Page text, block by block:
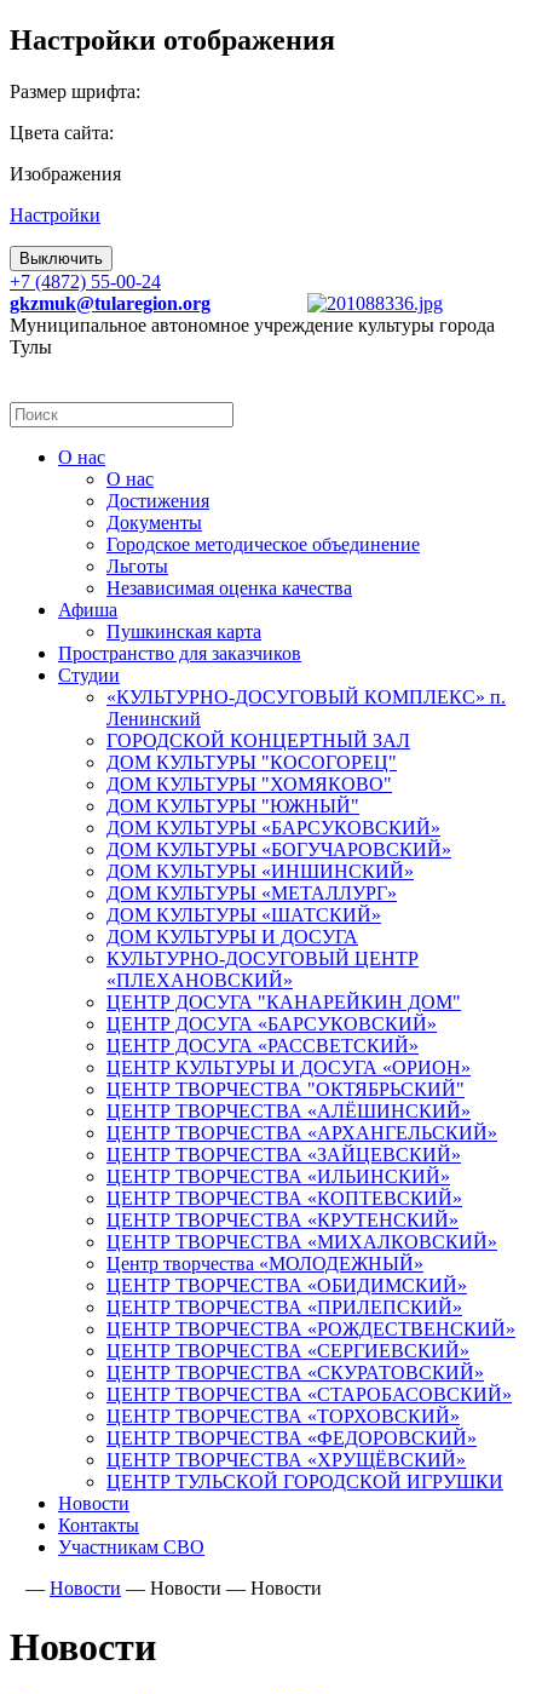
Настройки отображения
Размер шрифта:
Цвета сайта:
Изображения
Настройки
Выключить
+7 (4872) 55-00-24
gkzmuk@tularegion.org
Муниципальное автономное учреждение культуры города
Тулы
О нас
О нас
Достижения
Документы
Городское методическое объединение
Льготы
Независимая оценка качества
Афиша
Пушкинская карта
Пространство для заказчиков
Студии
«КУЛЬТУРНО-ДОСУГОВЫЙ КОМПЛЕКС» п.
Ленинский
ГОРОДСКОЙ КОНЦЕРТНЫЙ ЗАЛ
ДОМ КУЛЬТУРЫ "КОСОГОРЕЦ"
ДОМ КУЛЬТУРЫ "ХОМЯКОВО"
ДОМ КУЛЬТУРЫ "ЮЖНЫЙ"
ДОМ КУЛЬТУРЫ «БАРСУКОВСКИЙ»
ДОМ КУЛЬТУРЫ «БОГУЧАРОВСКИЙ»
ДОМ КУЛЬТУРЫ «ИНШИНСКИЙ»
ДОМ КУЛЬТУРЫ «МЕТАЛЛУРГ»
ДОМ КУЛЬТУРЫ «ШАТСКИЙ»
ДОМ КУЛЬТУРЫ И ДОСУГА
КУЛЬТУРНО-ДОСУГОВЫЙ ЦЕНТР
«ПЛЕХАНОВСКИЙ»
ЦЕНТР ДОСУГА "КАНАРЕЙКИН ДОМ"
ЦЕНТР ДОСУГА «БАРСУКОВСКИЙ»
ЦЕНТР ДОСУГА «РАССВЕТСКИЙ»
ЦЕНТР КУЛЬТУРЫ И ДОСУГА «ОРИОН»
ЦЕНТР ТВОРЧЕСТВА "ОКТЯБРЬСКИЙ"
ЦЕНТР ТВОРЧЕСТВА «АЛЁШИНСКИЙ»
ЦЕНТР ТВОРЧЕСТВА «АРХАНГЕЛЬСКИЙ»
ЦЕНТР ТВОРЧЕСТВА «ЗАЙЦЕВСКИЙ»
ЦЕНТР ТВОРЧЕСТВА «ИЛЬИНСКИЙ»
ЦЕНТР ТВОРЧЕСТВА «КОПТЕВСКИЙ»
ЦЕНТР ТВОРЧЕСТВА «КРУТЕНСКИЙ»
ЦЕНТР ТВОРЧЕСТВА «МИХАЛКОВСКИЙ»
Центр творчества «МОЛОДЕЖНЫЙ»
ЦЕНТР ТВОРЧЕСТВА «ОБИДИМСКИЙ»
ЦЕНТР ТВОРЧЕСТВА «ПРИЛЕПСКИЙ»
ЦЕНТР ТВОРЧЕСТВА «РОЖДЕСТВЕНСКИЙ»
ЦЕНТР ТВОРЧЕСТВА «СЕРГИЕВСКИЙ»
ЦЕНТР ТВОРЧЕСТВА «СКУРАТОВСКИЙ»
ЦЕНТР ТВОРЧЕСТВА «СТАРОБАСОВСКИЙ»
ЦЕНТР ТВОРЧЕСТВА «ТОРХОВСКИЙ»
ЦЕНТР ТВОРЧЕСТВА «ФЕДОРОВСКИЙ»
ЦЕНТР ТВОРЧЕСТВА «ХРУЩЁВСКИЙ»
ЦЕНТР ТУЛЬСКОЙ ГОРОДСКОЙ ИГРУШКИ
Новости
Контакты
Участникам СВО
— Новости — Новости — Новости
Новости